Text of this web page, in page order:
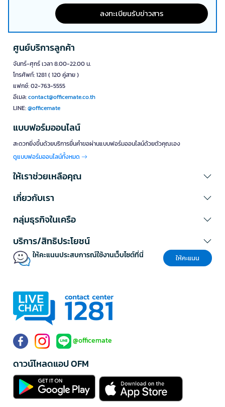
ลงทะเบียนรับข่าวสาร
ศูนย์บริการลูกค้า
จันทร์-ศุกร์ เวลา 8.00-22.00 น.
โทรศัพท์: 1281 ( 120 คู่สาย )
แฟกซ์: 02-763-5555
อีเมล:contact@officemate.co.th
LINE:@officemate
แบบฟอร์มออนไลน์
สะดวกยิ่งขึ้นด้วยบริการยื่นคำขอผ่านแบบฟอร์มออนไลน์ด้วยตัวคุณเอง
ดูแบบฟอร์มออนไลน์ทั้งหมด
ให้เราช่วยเหลือคุณ
เกี่ยวกับเรา
กลุ่มธุรกิจในเครือ
บริการ/สิทธิประโยชน์
ให้คะแนนประสบการณ์ใช้งานเว็บไซต์ที่นี่ ให้คะแนน
@officemate
ดาวน์โหลดแอป OFM